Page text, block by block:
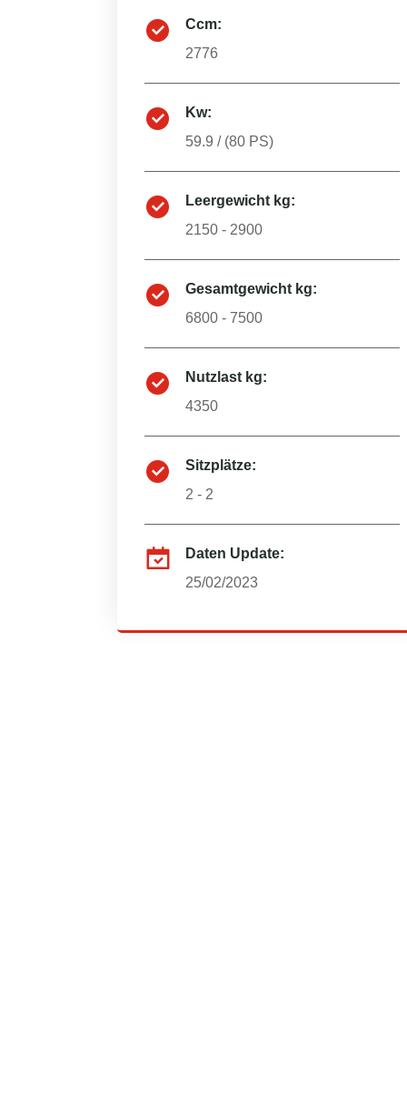
Ccm:
2776
Kw:
59.9 / (80 PS)
Leergewicht kg:
2150 - 2900
Gesamtgewicht kg:
6800 - 7500
Nutzlast kg:
4350
Sitzplätze:
2 - 2
Daten Update:
25/02/2023